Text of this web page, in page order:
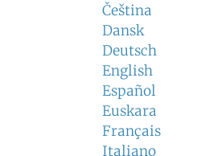
Čeština
Dansk
Deutsch
English
Español
Euskara
Français
Italiano